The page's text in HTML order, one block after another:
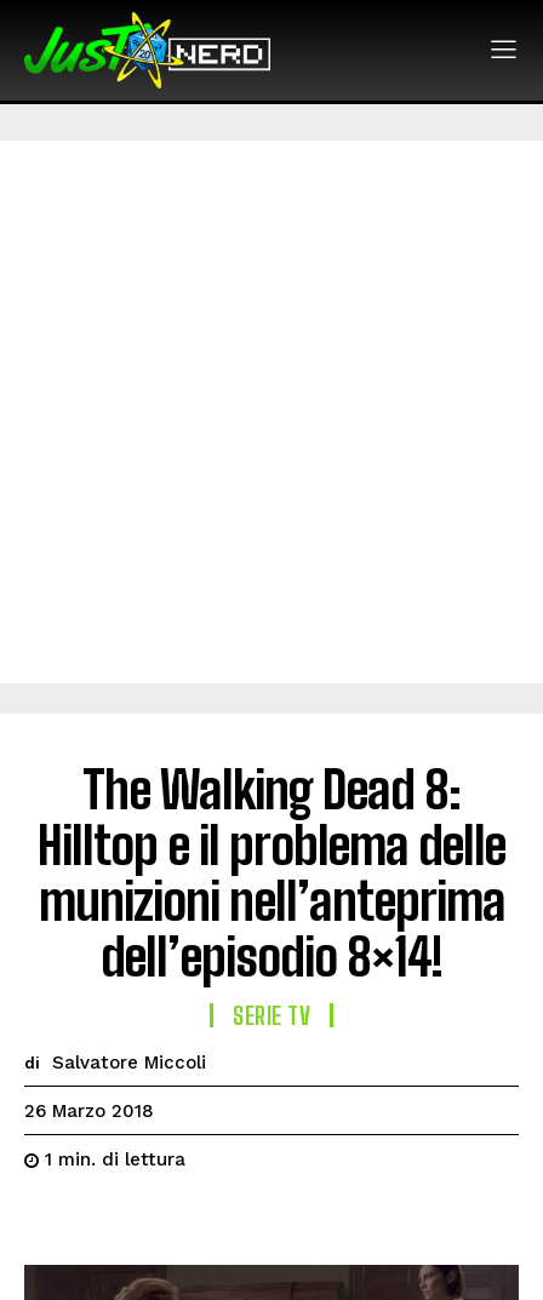
The Walking Dead 8:
Hilltop e il problema delle
munizioni nell’anteprima
dell’episodio 8×14!
SERIE TV
di Salvatore Miccoli
26 Marzo 2018
1 min. di lettura